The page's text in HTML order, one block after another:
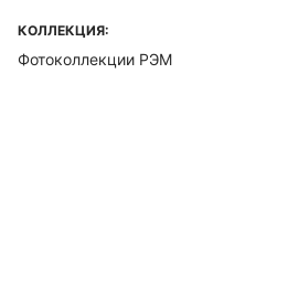
КОЛЛЕКЦИЯ:
Фотоколлекции РЭМ